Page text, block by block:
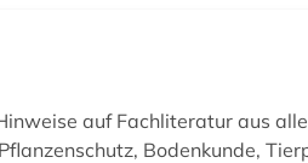
auf Fachliteratur aus
Bodenkunde,